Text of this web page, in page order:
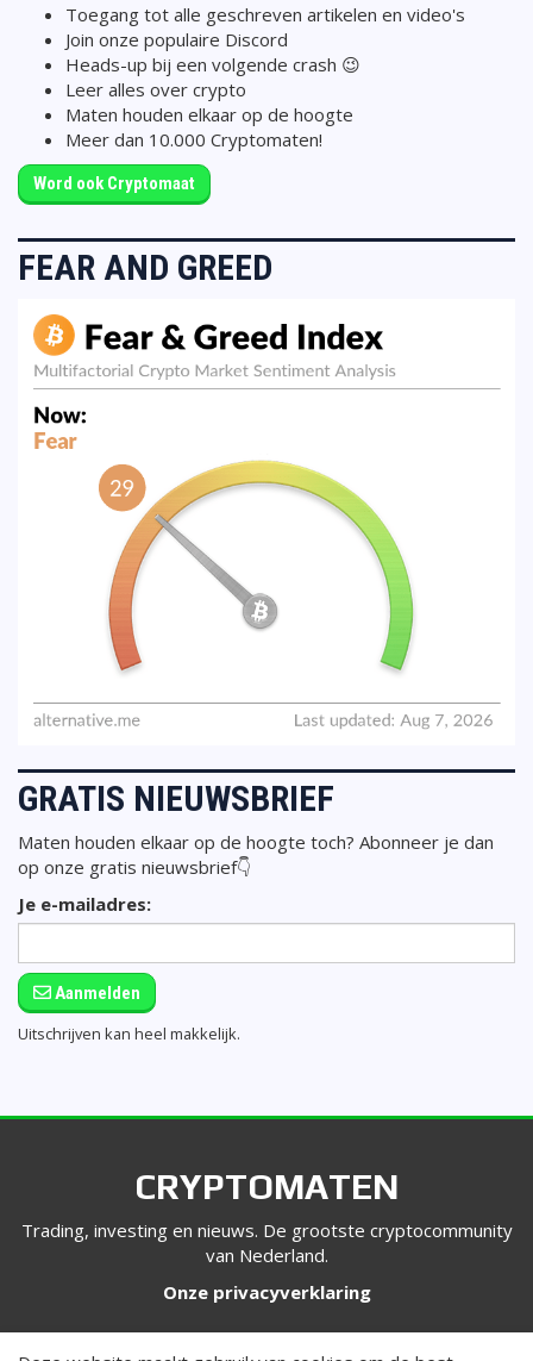
Toegang tot alle geschreven artikelen en video's
Join onze populaire Discord
Heads-up bij een volgende crash 😉
Leer alles over crypto
Maten houden elkaar op de hoogte
Meer dan 10.000 Cryptomaten!
Word ook Cryptomaat
FEAR AND GREED
GRATIS NIEUWSBRIEF
Maten houden elkaar op de hoogte toch? Abonneer je dan
op onze gratis nieuwsbrief👇
Je e-mailadres:
Aanmelden
Uitschrijven kan heel makkelijk.
CRYPTOMATEN
Trading, investing en nieuws. De grootste cryptocommunity
van Nederland.
Onze privacyverklaring
VOLG ONS